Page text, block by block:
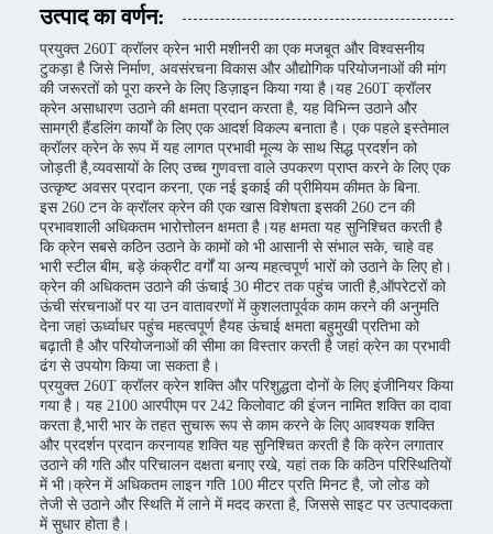
उत्पाद का वर्णन:
प्रयुक्त 260T क्रॉलर क्रेन भारी मशीनरी का एक मजबूत और विश्वसनीय
टुकड़ा है जिसे निर्माण, अवसंरचना विकास और औद्योगिक परियोजनाओं की मांग
की जरूरतों को पूरा करने के लिए डिज़ाइन किया गया है।यह 260T क्रॉलर
क्रेन असाधारण उठाने की क्षमता प्रदान करता है, यह विभिन्न उठाने और
सामग्री हैंडलिंग कार्यों के लिए एक आदर्श विकल्प बनाता है। एक पहले इस्तेमाल
क्रॉलर क्रेन के रूप में यह लागत प्रभावी मूल्य के साथ सिद्ध प्रदर्शन को
जोड़ती है,व्यवसायों के लिए उच्च गुणवत्ता वाले उपकरण प्राप्त करने के लिए एक
उत्कृष्ट अवसर प्रदान करना, एक नई इकाई की प्रीमियम कीमत के बिना.
इस 260 टन के क्रॉलर क्रेन की एक खास विशेषता इसकी 260 टन की
प्रभावशाली अधिकतम भारोत्तोलन क्षमता है।यह क्षमता यह सुनिश्चित करती है
कि क्रेन सबसे कठिन उठाने के कामों को भी आसानी से संभाल सके, चाहे वह
भारी स्टील बीम, बड़े कंक्रीट वर्गों या अन्य महत्वपूर्ण भारों को उठाने के लिए हो।
क्रेन की अधिकतम उठाने की ऊंचाई 30 मीटर तक पहुंच जाती है,ऑपरेटरों को
ऊंची संरचनाओं पर या उन वातावरणों में कुशलतापूर्वक काम करने की अनुमति
देना जहां ऊर्ध्वाधर पहुंच महत्वपूर्ण हैयह ऊंचाई क्षमता बहुमुखी प्रतिभा को
बढ़ाती है और परियोजनाओं की सीमा का विस्तार करती है जहां क्रेन का प्रभावी
ढंग से उपयोग किया जा सकता है।
प्रयुक्त 260T क्रॉलर क्रेन शक्ति और परिशुद्धता दोनों के लिए इंजीनियर किया
गया है। यह 2100 आरपीएम पर 242 किलोवाट की इंजन नामित शक्ति का दावा
करता है,भारी भार के तहत सुचारू रूप से काम करने के लिए आवश्यक शक्ति
और प्रदर्शन प्रदान करनायह शक्ति यह सुनिश्चित करती है कि क्रेन लगातार
उठाने की गति और परिचालन दक्षता बनाए रखे, यहां तक कि कठिन परिस्थितियों
में भी।क्रेन में अधिकतम लाइन गति 100 मीटर प्रति मिनट है, जो लोड को
तेजी से उठाने और स्थिति में लाने में मदद करता है, जिससे साइट पर उत्पादकता
में सुधार होता है।